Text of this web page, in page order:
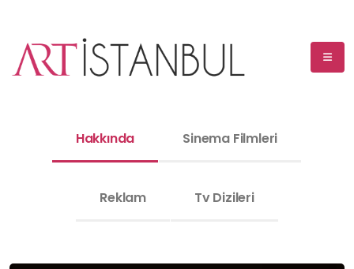
Hakkında Sinema Filmleri
Reklam Tv Dizileri